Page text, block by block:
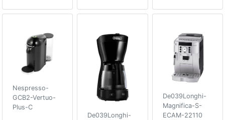
Nespresso-
GCB2-Vertuo-
Plus-C
De039Longhi-
De039Longhi-
Magnifica-S-
ECAM-22110